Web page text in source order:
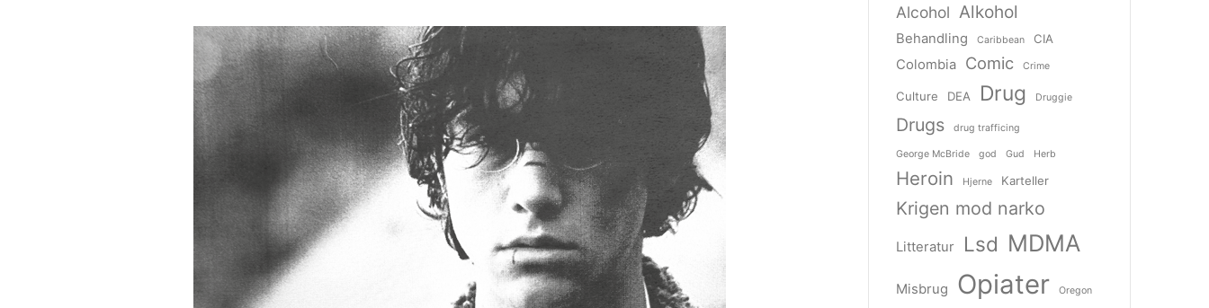
Alcohol Alkohol
Behandling Caribbean CIA
Colombia Comic Crime
Culture DEA Drug Druggie
Drugs drug trafficing
George McBride god Gud Herb
Heroin Hjerne Karteller
Krigen mod narko
Litteratur Lsd MDMA
Misbrug Opiater Oregon